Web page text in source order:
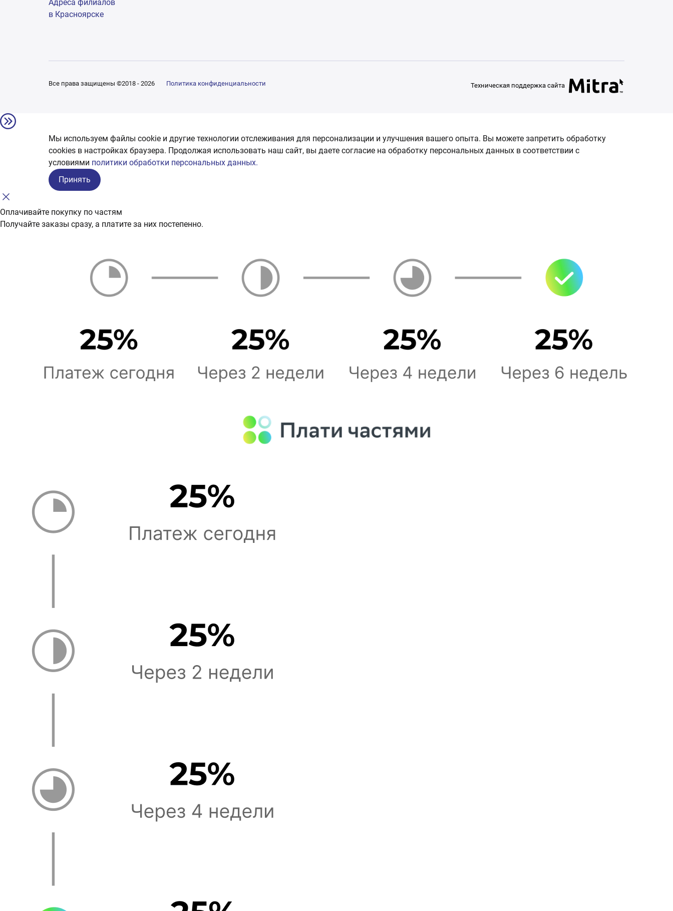
Адреса филиалов
в Красноярске
Все права защищены ©2018 - 2026 Политика конфиденциальности Техническая поддержка сайта
Мы используем файлы cookie и другие технологии отслеживания для персонализации и улучшения вашего опыта. Вы можете запретить обработку
сookies в настройках браузера. Продолжая использовать наш сайт, вы даете согласие на обработку персональных данных в соответствии с
условиями политики обработки персональных данных.
Принять
Оплачивайте покупку по частям
Получайте заказы сразу, а платите за них постепенно.